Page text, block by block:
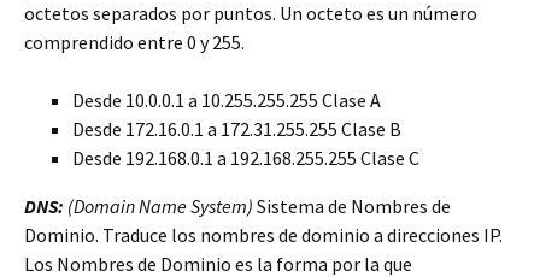
octetos separados por puntos. Un octeto es un número
comprendido entre 0 y 255.
Desde 10.0.0.1 a 10.255.255.255 Clase A
Desde 172.16.0.1 a 172.31.255.255 Clase B
Desde 192.168.0.1 a 192.168.255.255 Clase C
DNS: (Domain Name System) Sistema de Nombres de
Dominio. Traduce los nombres de dominio a direcciones IP.
Los Nombres de Dominio es la forma por la que